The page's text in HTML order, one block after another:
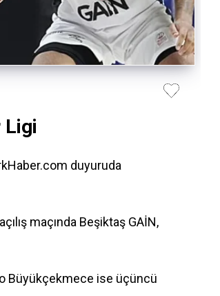
Ligi
duyuruda
maçında Beşiktaş GAİN,
Büyükçekmece ise üçüncü